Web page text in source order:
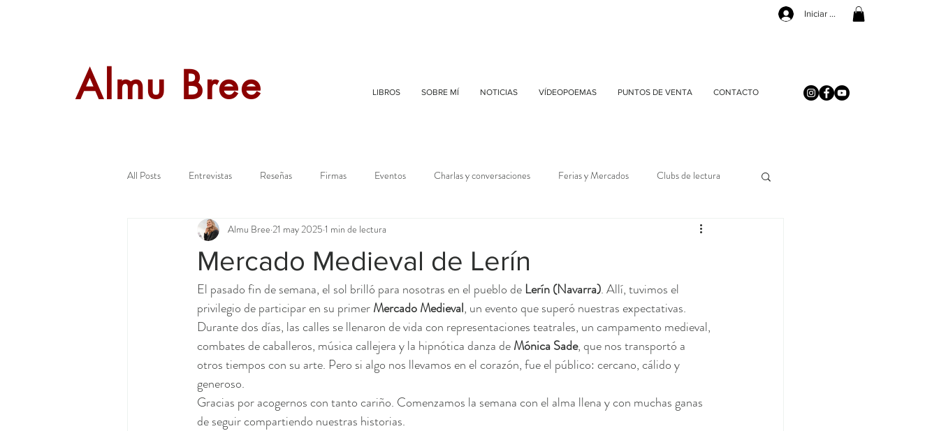
Iniciar sesión
Almu Bree LIBROS SOBRE MÍ NOTICIAS VÍDEOPOEMAS PUNTOS DE VENTA CONTACTO
All Posts Entrevistas Reseñas Firmas Eventos Charlas y conversaciones Ferias y Mercados Clubs de lectura
Presentaciones Novedades
Mercado Medieval de Lerín
Almu Bree 21 may 2025 1 min de lectura
El pasado fin de semana, el sol brilló para nosotras en el pueblo de Lerín (Navarra). Allí, tuvimos el
privilegio de participar en su primer Mercado Medieval, un evento que superó nuestras expectativas.
Durante dos días, las calles se llenaron de vida con representaciones teatrales, un campamento medieval,
combates de caballeros, música callejera y la hipnótica danza de Mónica Sade, que nos transportó a
otros tiempos con su arte. Pero si algo nos llevamos en el corazón, fue el público: cercano, cálido y
generoso.
Gracias por acogernos con tanto cariño. Comenzamos la semana con el alma llena y con muchas ganas
de seguir compartiendo nuestras historias.